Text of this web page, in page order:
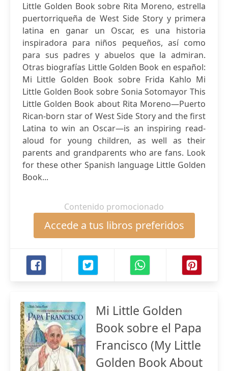
Little Golden Book sobre Rita Moreno, estrella
puertorriqueña de West Side Story y primera
latina en ganar un Oscar, es una historia
inspiradora para niños pequeños, así como
para sus padres y abuelos que la admiran.
Otras biografías Little Golden Book en español:
Mi Little Golden Book sobre Frida Kahlo Mi
Little Golden Book sobre Sonia Sotomayor This
Little Golden Book about Rita Moreno—Puerto
Rican-born star of West Side Story and the first
Latina to win an Oscar—is an inspiring read-
aloud for young children, as well as their
parents and grandparents who are fans. Look
for these other Spanish language Little Golden
Book...
Contenido promocionado
Accede a tus libros preferidos
Mi Little Golden
Book sobre el Papa
Francisco (My Little
Golden Book About